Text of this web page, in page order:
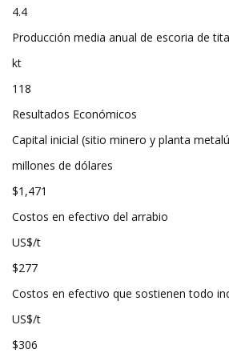
4.4
Producción media anual de escoria de
kt
118
Resultados Económicos
Capital inicial (sitio minero y planta
millones de dólares
$1,471
Costos en efectivo del arrabio
US$/t
$277
Costos en efectivo que sostienen todo
US$/t
$306